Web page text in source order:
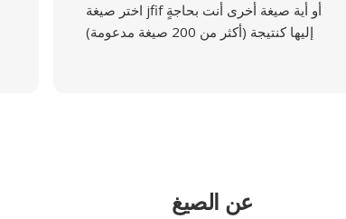
اختر صيغة jfif أو أية صيغة أخرى أنت بحاجةٍ
إليها كنتيجة (أكثر من 200 صيغة مدعومة)
عن الصيغ